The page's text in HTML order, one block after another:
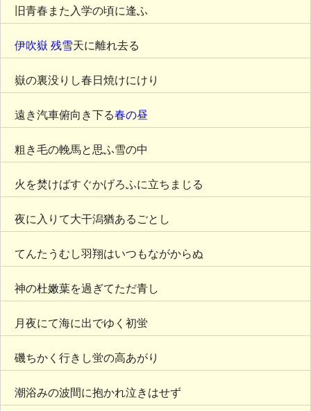
旧青春また入学の頃に逢ふ
伊吹嶽 残雪天に離れ去る
嶽の裏没りし春日焼けにけり
遠き汽車俯向き下る春の昼
粗き毛の輓馬と思ふ雪の中
火を焚けばすぐかげろふに立ちまじる
夜に入りて大干潟猶あるごとし
てんたうむし羽翔はいつもながからぬ
神の杜嫩葉を過ぎてただ青し
月夜にて海に出でゆく初蛍
磯ちかく行きし蛍の高あがり
潮浴みの波間に抱かれ泣きはせず